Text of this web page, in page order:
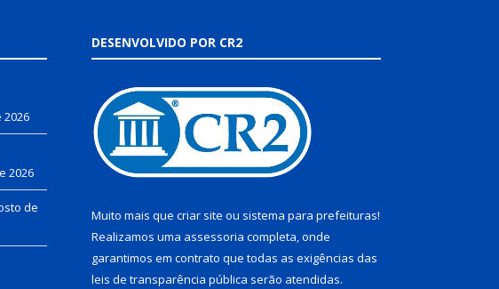
2026
2026
de
DESENVOLVIDO POR CR2
Muito mais que criar site ou sistema para prefeituras!
Realizamos uma assessoria completa, onde
garantimos em contrato que todas as exigências das
leis de transparência pública serão atendidas.